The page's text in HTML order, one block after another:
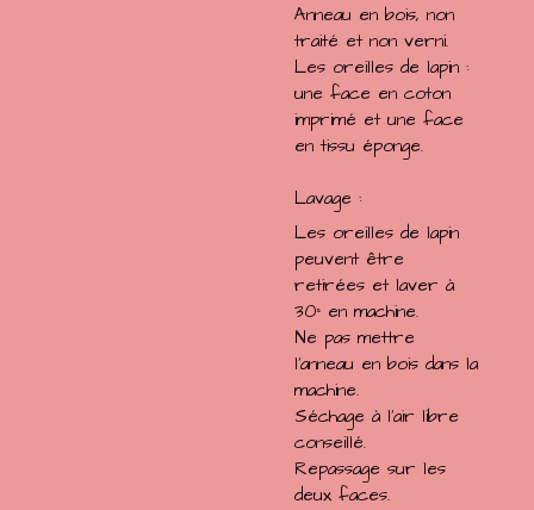
Anneau en bois, non
traité et non verni.
Les oreilles de lapin :
une face en coton
imprimé et une face
en tissu éponge.
Lavage :
Les oreilles de lapin
peuvent être
retirées et laver à
30° en machine.
Ne pas mettre
l'anneau en bois dans la
machine.
Séchage à l'air libre
conseillé.
Repassage sur les
deux faces.